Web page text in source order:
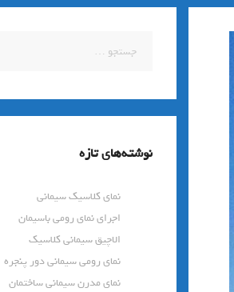
برای:
نوشته‌های تازه
نمای کلاسیک سیمانی
اجرای نمای رومی باسیمان
الاچیق سیمانی کلاسیک
نمای رومی سیمانی دور پنجره
نمای مدرن سیمانی ساختمان